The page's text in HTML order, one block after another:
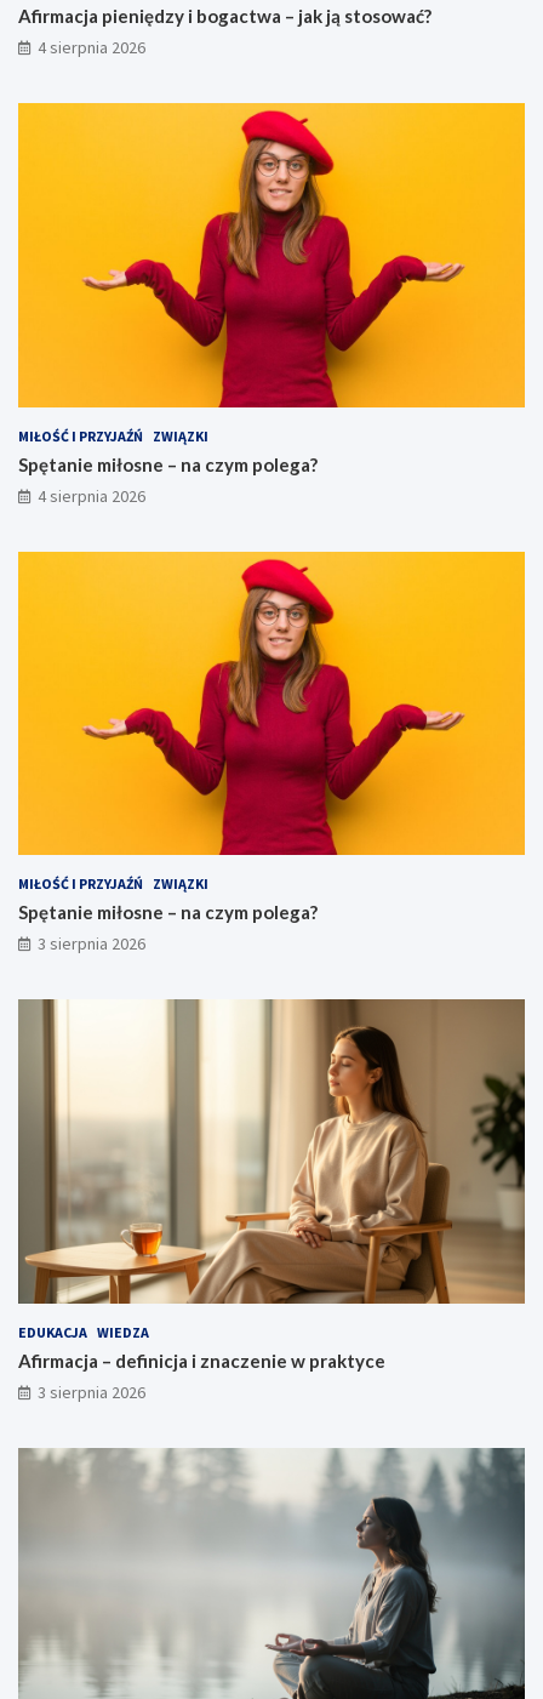
Afirmacja pieniędzy i bogactwa – jak ją stosować?
4 sierpnia 2026
MIŁOŚĆ I PRZYJAŹŃ ZWIĄZKI
Spętanie miłosne – na czym polega?
4 sierpnia 2026
MIŁOŚĆ I PRZYJAŹŃ ZWIĄZKI
Spętanie miłosne – na czym polega?
3 sierpnia 2026
EDUKACJA WIEDZA
Afirmacja – definicja i znaczenie w praktyce
3 sierpnia 2026